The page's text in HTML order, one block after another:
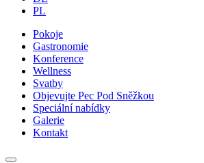
PL
Pokoje
Gastronomie
Konference
Wellness
Svatby
Objevujte Pec Pod Sněžkou
Speciální nabídky
Galerie
Kontakt